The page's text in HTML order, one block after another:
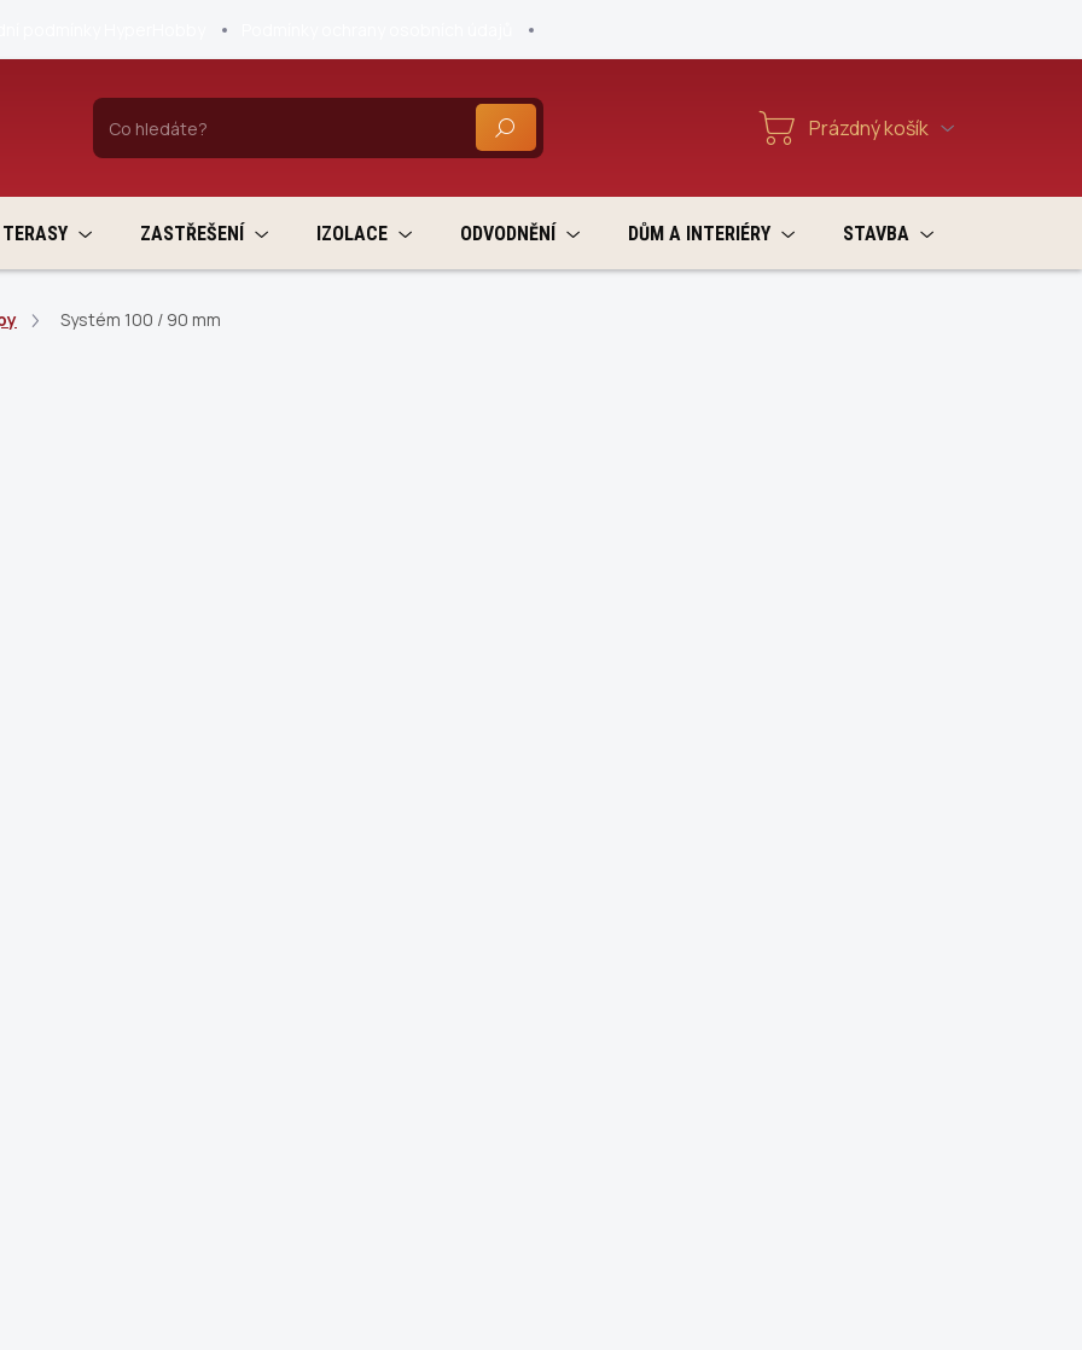
HLEDAT Nákupní
Prázdný košík
TERASY ZASTŘEŠENÍ IZOLACE ODVODNĚNÍ DŮM A INTERIÉRY STAVBA
Systém 100 / 90 mm